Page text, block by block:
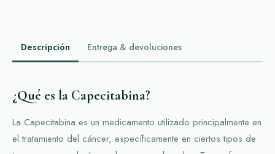
Descripción Entrega & devoluciones
¿Qué es la Capecitabina?
La Capecitabina es un medicamento utilizado principalmente en
el tratamiento del cáncer, específicamente en ciertos tipos de